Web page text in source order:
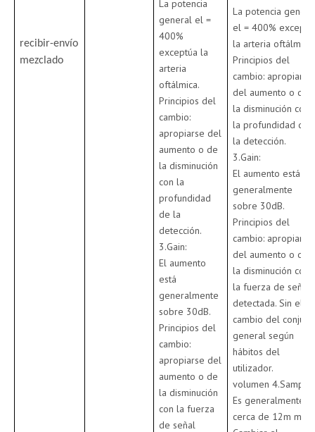
recibir-envío
mezclado
La potencia
general el =
400%
exceptúa la
arteria
oftálmica.
Principios del
cambio:
apropiarse del
aumento o de
la disminución
con la
profundidad
de la
detección.
3.Gain:
El aumento
está
generalmente
sobre 30dB.
Principios del
cambio:
apropiarse del
aumento o de
la disminución
con la fuerza
de señal
La potencia
el = 400%
la arteria oftálmica.
Principios del
cambio: apropiarse
del aumento o de
la disminución con
la profundidad de
la detección.
3.Gain:
El aumento está
generalmente
sobre 30dB.
Principios del
cambio: apropiarse
del aumento o de
la disminución con
la fuerza de señal
detectada. Sin el
cambio del
general según
hábitos del
utilizador.
volumen 4.Sample:
Es generalmente
cerca de 12m m.